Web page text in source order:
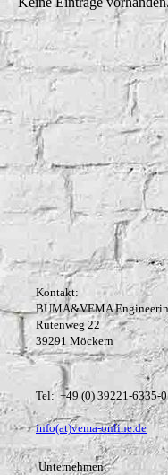
Kontakt:
BÜMA&VEMA
Rutenweg 22
39291 Möckern
Tel: +49 (0) 39221-6335-0
info(at)vema-online.de
Unternehmen: